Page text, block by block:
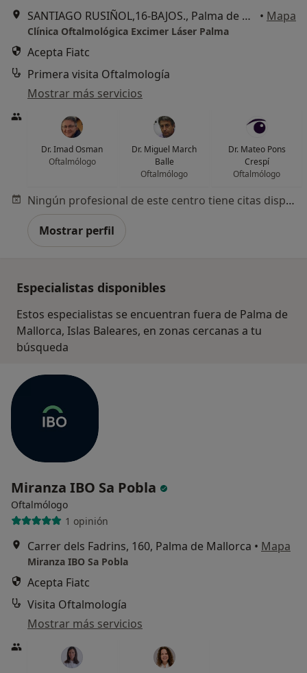
SANTIAGO RUSIÑOL,16-BAJOS., Palma de Mallorca • Mapa
Clínica Oftalmológica Excimer Láser Palma
Acepta Fiatc
Primera visita Oftalmología
Mostrar más servicios
Dr. Imad Osman
Oftalmólogo
Dr. Miguel March
Balle
Oftalmólogo
Dr. Mateo Pons
Crespí
Oftalmólogo
Ningún profesional de este centro tiene citas disponibles
Mostrar perfil
Especialistas disponibles
Estos especialistas se encuentran fuera de Palma de
Mallorca, Islas Baleares, en zonas cercanas a tu
búsqueda
Miranza IBO Sa Pobla
Oftalmólogo
1 opinión
Carrer dels Fadrins, 160, Palma de Mallorca • Mapa
Miranza IBO Sa Pobla
Acepta Fiatc
Visita Oftalmología
Mostrar más servicios